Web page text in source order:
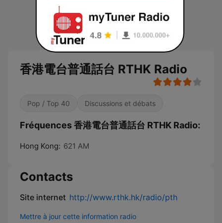
香港電台普通話台 RTHK Radio
Pop / Top 40 Discussions et débats
Fréquences 香港電台普通話台 RTHK Radio:
Hong Kong: 621 AM
Contacts
Site internet http://www.rthk.hk/radio/pth
Mettre à jour cette information radio